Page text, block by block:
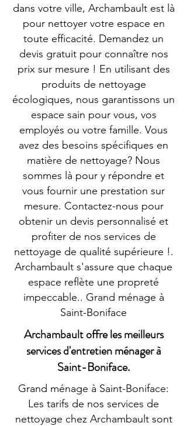
dans votre ville, Archambault est là
pour nettoyer votre espace en
toute efficacité. Demandez un
devis gratuit pour connaître nos
prix sur mesure ! En utilisant des
produits de nettoyage
écologiques, nous garantissons un
espace sain pour vous, vos
employés ou votre famille. Vous
avez des besoins spécifiques en
matière de nettoyage? Nous
sommes là pour y répondre et
vous fournir une prestation sur
mesure. Contactez-nous pour
obtenir un devis personnalisé et
profiter de nos services de
nettoyage de qualité supérieure !.
Archambault s'assure que chaque
espace reflète une propreté
impeccable.. Grand ménage à
Saint-Boniface
Archambault offre les meilleurs
services d'entretien ménager à
Saint-Boniface.
Grand ménage à Saint-Boniface:
Les tarifs de nos services de
nettoyage chez Archambault sont